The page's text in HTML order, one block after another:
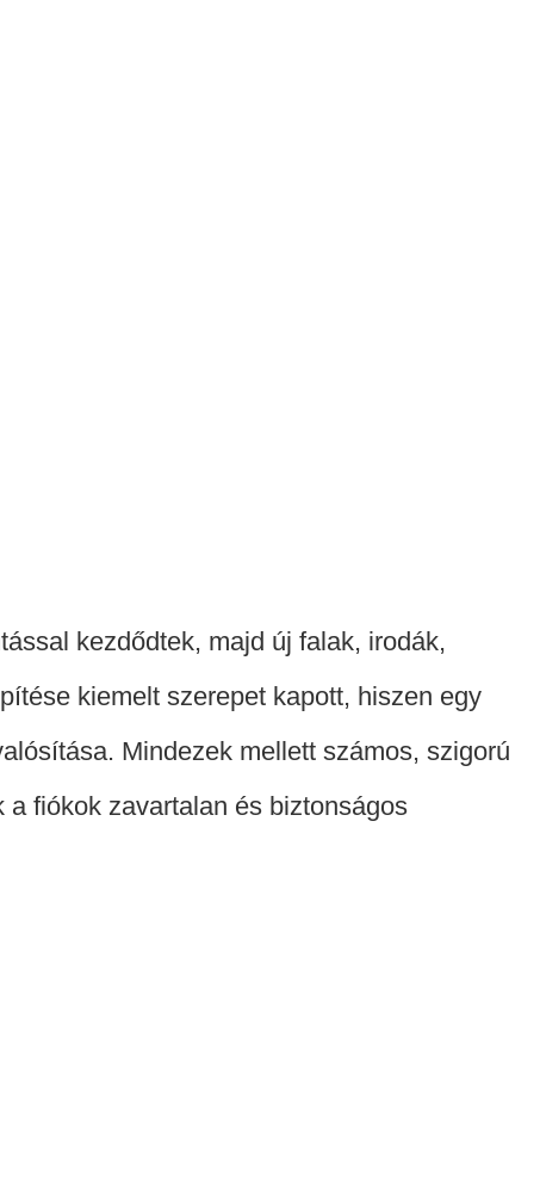
kezdődtek, majd új falak, irodák,
kiemelt szerepet kapott, hiszen egy
Mindezek mellett számos, szigorú
fiókok zavartalan és biztonságos